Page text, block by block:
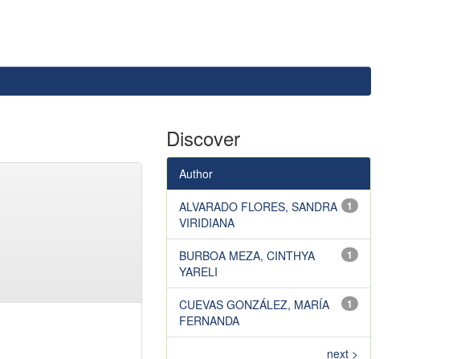
Discover
Author
1
ALVARADO FLORES, SANDRA
VIRIDIANA
1
BURBOA MEZA, CINTHYA
YARELI
1
CUEVAS GONZÁLEZ, MARÍA
FERNANDA
next >